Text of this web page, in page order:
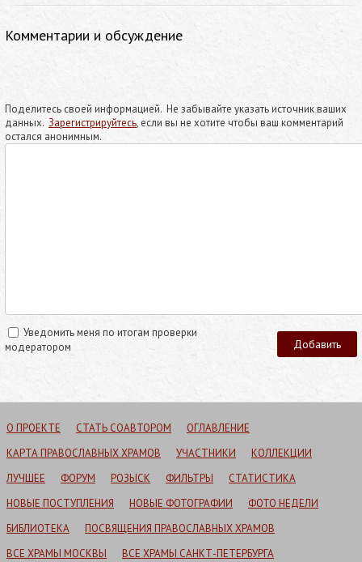
Комментарии и обсуждение
Поделитесь своей информацией. Не забывайте указать источник ваших
данных. Зарегистрируйтесь, если вы не хотите чтобы ваш комментарий
остался анонимным.
Уведомить меня по итогам проверки
модератором
О ПРОЕКТЕ СТАТЬ СОАВТОРОМ
ОГЛАВЛЕНИЕ
КАРТА ПРАВОСЛАВНЫХ ХРАМОВ
УЧАСТНИКИ
КОЛЛЕКЦИИ
ЛУЧШЕЕ
ФОРУМ РОЗЫСК ФИЛЬТРЫ
СТАТИСТИКА
НОВЫЕ ПОСТУПЛЕНИЯ
НОВЫЕ ФОТОГРАФИИ
ФОТО НЕДЕЛИ
БИБЛИОТЕКА
ПОСВЯЩЕНИЯ ПРАВОСЛАВНЫХ ХРАМОВ
ВСЕ ХРАМЫ МОСКВЫ
ВСЕ ХРАМЫ САНКТ-ПЕТЕРБУРГА